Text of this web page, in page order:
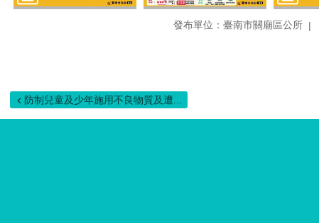
發布單位：臺南市關廟區公所
防制兒童及少年施用不良物質及遭...